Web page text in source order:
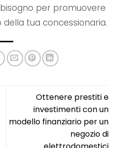
per promuovere
tua concessionaria.
Ottenere prestiti e
investimenti con un
modello finanziario per un
negozio di